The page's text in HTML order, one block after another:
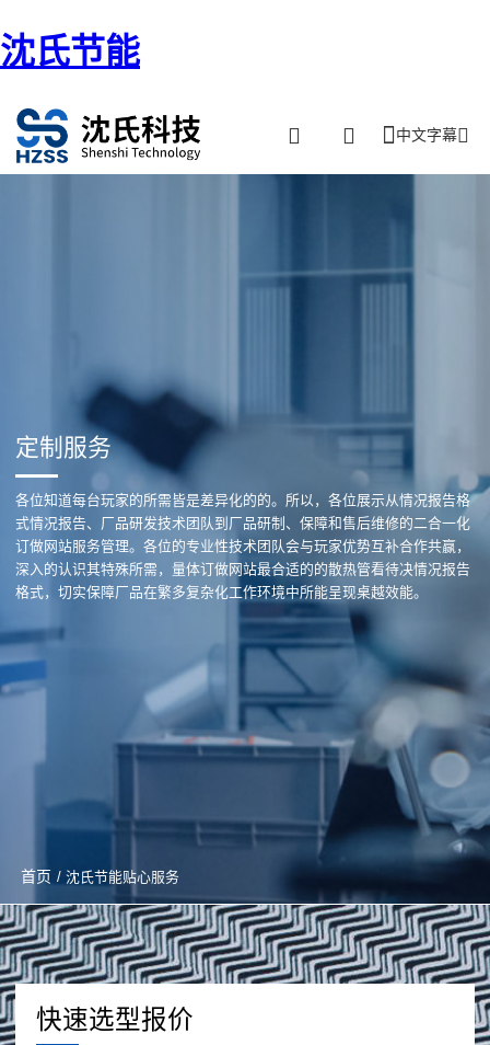
沈氏节能
中文字幕
定制服务
各位知道每台玩家的所需皆是差异化的的。所以，各位展示从情况报告格
式情况报告、厂品研发技术团队到厂品研制、保障和售后维修的二合一化
订做网站服务管理。各位的专业性技术团队会与玩家优势互补合作共赢，
深入的认识其特殊所需，量体订做网站最合适的的散热管看待决情况报告
格式，切实保障厂品在繁多复杂化工作环境中所能呈现桌越效能。
首页 / 沈氏节能贴心服务
快速选型报价